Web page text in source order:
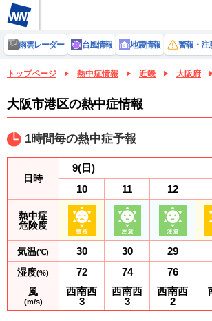
雨雲レーダー 台風情報 地震情報 警報・注
トップページ 熱中症情報 近畿 大阪府
大阪市港区の熱中症情報
1時間毎の熱中症予報
日時
熱中症
危険度
気温(℃)
湿度(%)
風
(m/s)
9(日)
10
30
72
西南西
3
11
30
74
西南西
3
12
29
76
西南西
2